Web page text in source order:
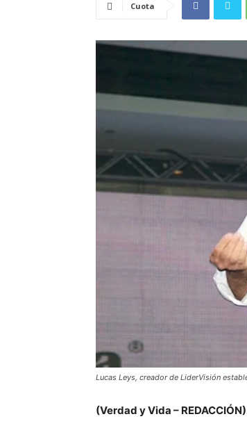
Cuota
Lucas Leys, creador de LiderVisión
(Verdad y Vida –